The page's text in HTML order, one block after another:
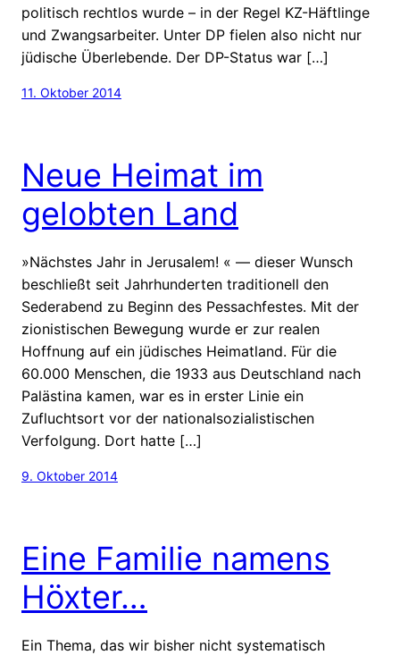
politisch rechtlos wurde – in der Regel KZ-Häftlinge
und Zwangsarbeiter. Unter DP fielen also nicht nur
jüdische Überlebende. Der DP-Status war […]
11. Oktober 2014
Neue Heimat im
gelobten Land
»Nächstes Jahr in Jerusalem! « — dieser Wunsch
beschließt seit Jahrhunderten traditionell den
Sederabend zu Beginn des Pessachfestes. Mit der
zionistischen Bewegung wurde er zur realen
Hoffnung auf ein jüdisches Heimatland. Für die
60.000 Menschen, die 1933 aus Deutschland nach
Palästina kamen, war es in erster Linie ein
Zufluchtsort vor der nationalsozialistischen
Verfolgung. Dort hatte […]
9. Oktober 2014
Eine Familie namens
Höxter…
Ein Thema, das wir bisher nicht systematisch